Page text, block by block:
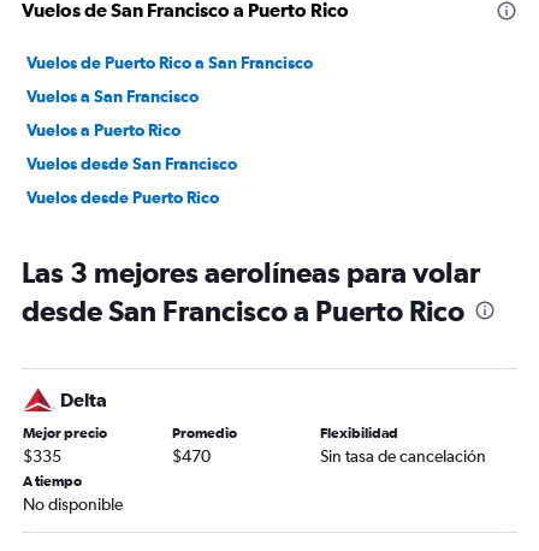
Vuelos de San Francisco a Puerto Rico
Vuelos de Puerto Rico a San Francisco
Vuelos a San Francisco
Vuelos a Puerto Rico
Vuelos desde San Francisco
Vuelos desde Puerto Rico
Las 3 mejores aerolíneas para volar
desde San Francisco a Puerto Rico
Delta
Mejor precio
$335
Promedio
$470
Flexibilidad
Sin tasa de cancelación
A tiempo
No disponible